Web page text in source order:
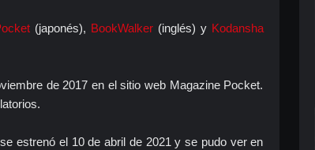
(japonés), BookWalker(inglés) y Kodansha
de 2017 en el sitio web Magazine Pocket.
estrenó el 10 de abril de 2021 y se pudo ver en